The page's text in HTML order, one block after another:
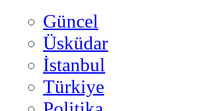
Güncel
Üsküdar
İstanbul
Türkiye